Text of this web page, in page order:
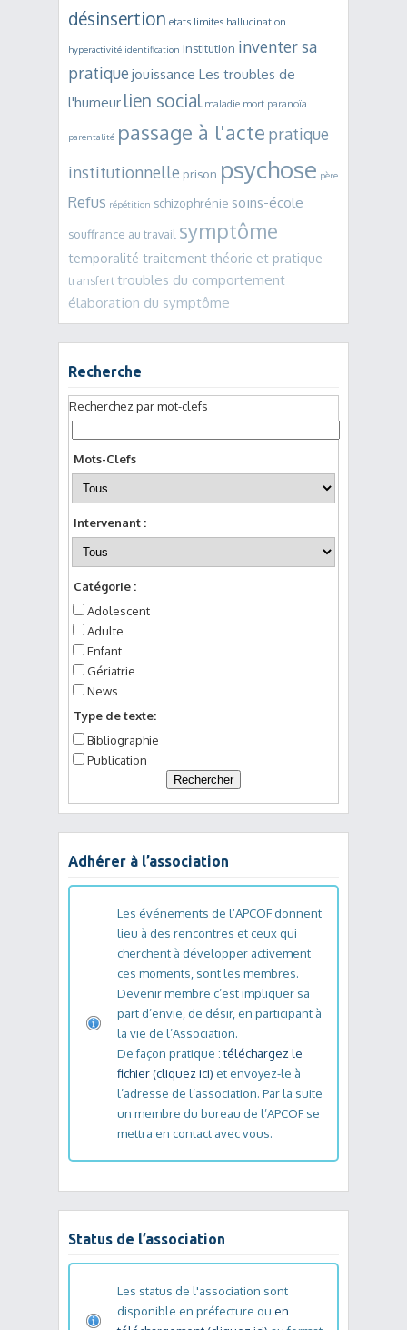
désinsertion etats limites hallucination
hyperactivité identification institution inventer sa
pratique jouissance Les troubles de
l'humeur lien social maladie mort paranoïa
parentalité passage à l'acte pratique
institutionnelle prison psychose père
Refus répétition schizophrénie soins-école
souffrance au travail symptôme
temporalité traitementthéorie et pratique
transferttroubles du comportement
élaboration du symptôme
Recherche
Recherchez par mot-clefs
Mots-Clefs
Intervenant :
Catégorie :
Adolescent
Adulte
Enfant
Gériatrie
News
Type de texte:
Bibliographie
Publication
Adhérer à l’association
Les événements de l’APCOF donnent
lieu à des rencontres et ceux qui
cherchent à développer activement
ces moments, sont les membres.
Devenir membre c’est impliquer sa
part d’envie, de désir, en participant à
la vie de l’Association.
De façon pratique :téléchargez le
fichier (cliquez ici) et envoyez-le à
l’adresse de l’association. Par la suite
un membre du bureau de l’APCOF se
mettra en contact avec vous.
Status de l’association
Les status de l'association sont
disponible en préfecture ou en